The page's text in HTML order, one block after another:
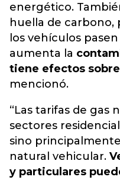
energético.
huella de carbono,
los vehículos
aumenta la
tiene efectos
mencionó.
“Las tarifas de gas
sectores
sino
natural vehicular.
y particulares